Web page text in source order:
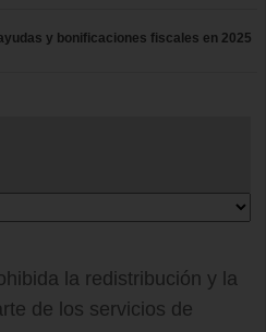
y bonificaciones fiscales en 2025
la redistribución y la
de los servicios de